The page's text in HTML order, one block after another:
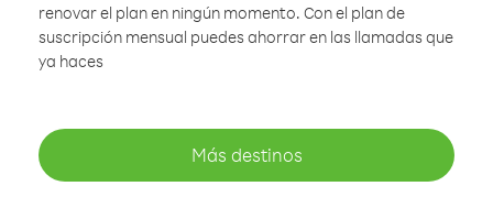
renovar el plan en ningún momento. Con el plan de
suscripción mensual puedes ahorrar en las llamadas que
ya haces
Más destinos